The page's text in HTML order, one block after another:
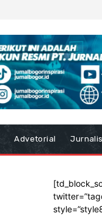
Advetorial